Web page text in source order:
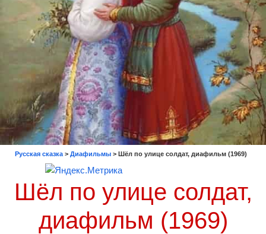
Русская сказка > Диафильмы > Шёл по улице солдат, диафильм (1969)
Шёл по улице солдат,
диафильм (1969)